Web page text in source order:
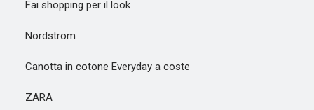
Fai shopping per il look
Nordstrom
Canotta in cotone Everyday a coste
ZARA